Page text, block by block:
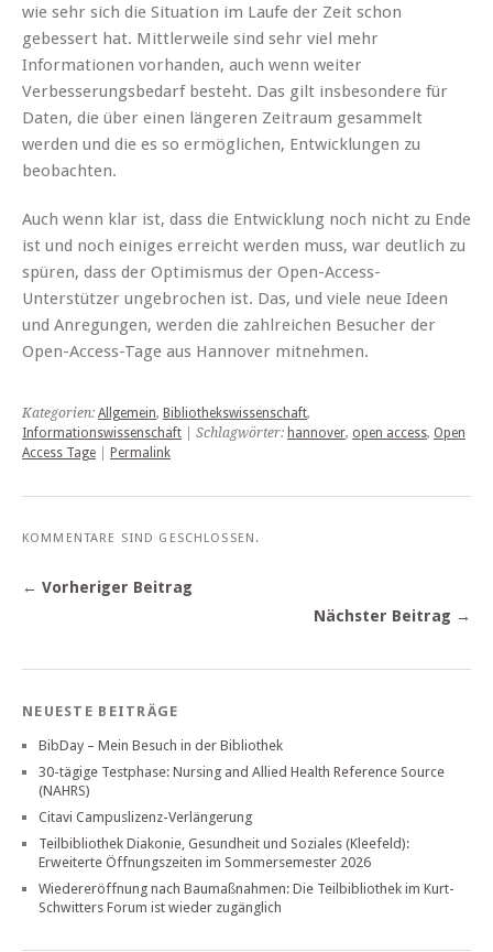
wie sehr sich die Situation im Laufe der Zeit schon
gebessert hat. Mittlerweile sind sehr viel mehr
Informationen vorhanden, auch wenn weiter
Verbesserungsbedarf besteht. Das gilt insbesondere für
Daten, die über einen längeren Zeitraum gesammelt
werden und die es so ermöglichen, Entwicklungen zu
beobachten.
Auch wenn klar ist, dass die Entwicklung noch nicht zu Ende
ist und noch einiges erreicht werden muss, war deutlich zu
spüren, dass der Optimismus der Open-Access-
Unterstützer ungebrochen ist. Das, und viele neue Ideen
und Anregungen, werden die zahlreichen Besucher der
Open-Access-Tage aus Hannover mitnehmen.
Kategorien: Allgemein, Bibliothekswissenschaft,
Informationswissenschaft | Schlagwörter: hannover, open access, Open
Access Tage
Permalink
KOMMENTARE SIND GESCHLOSSEN.
← Vorheriger Beitrag
Nächster Beitrag →
NEUESTE BEITRÄGE
BibDay – Mein Besuch in der Bibliothek
30-tägige Testphase: Nursing and Allied Health Reference Source
(NAHRS)
Citavi Campuslizenz-Verlängerung
Teilbibliothek Diakonie, Gesundheit und Soziales (Kleefeld):
Erweiterte Öffnungszeiten im Sommersemester 2026
Wiedereröffnung nach Baumaßnahmen: Die Teilbibliothek im Kurt-
Schwitters Forum ist wieder zugänglich